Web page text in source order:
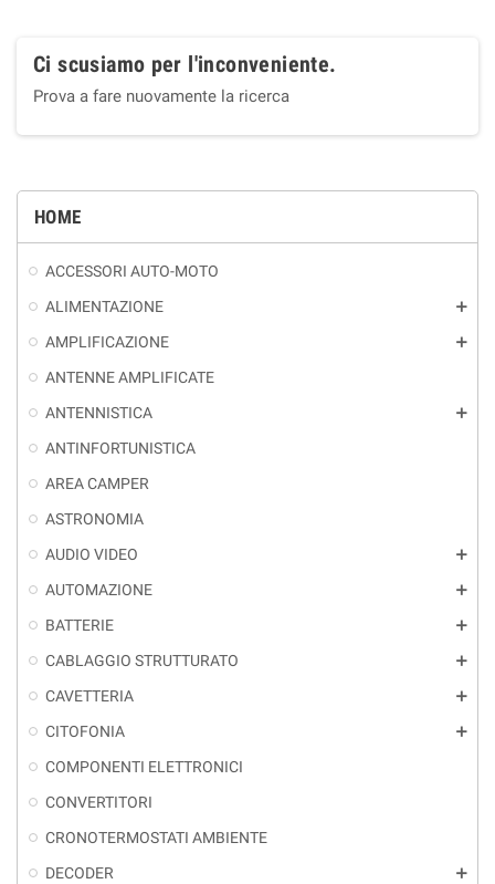
HOME
ACCESSORI AUTO-MOTO
ALIMENTAZIONE
add
AMPLIFICAZIONE add
ANTENNE AMPLIFICATE
ANTENNISTICA
add
ANTINFORTUNISTICA
AREA CAMPER
ASTRONOMIA
AUDIO VIDEO
add
AUTOMAZIONE add
BATTERIE add
CABLAGGIO STRUTTURATO add
CAVETTERIA add
CITOFONIA add
COMPONENTI ELETTRONICI
CONVERTITORI
CRONOTERMOSTATI AMBIENTE
DECODER
add
Ci scusiamo per l'inconveniente.
Prova a fare nuovamente la ricerca